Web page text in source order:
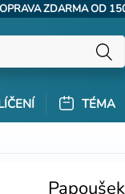
ZDARMA OD
TÉMA